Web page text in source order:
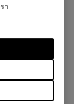
า
V, 50/60 Hz